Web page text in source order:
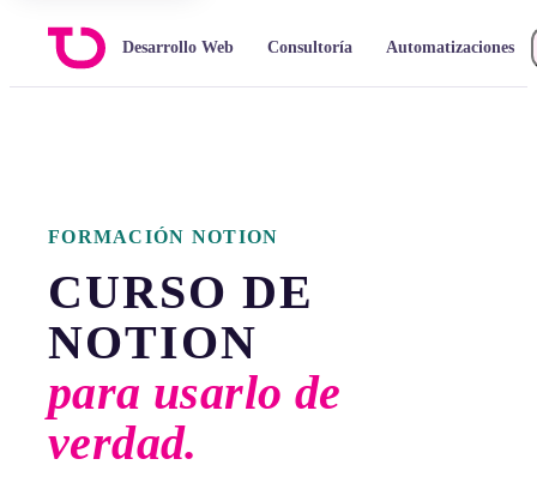
Desarrollo Web Consultoría Automatizaciones
FORMACIÓN NOTION
CURSO DE
NOTION
para usarlo de
verdad.